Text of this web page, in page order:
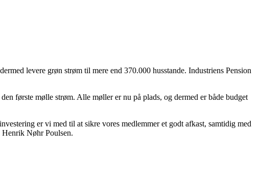
levere grøn strøm til mere end 370.000 husstande. Industriens Pension
første mølle strøm. Alle møller er nu på plads, og dermed er både budget
er vi med til at sikre vores medlemmer et godt afkast, samtidig med
Henrik Nøhr Poulsen.